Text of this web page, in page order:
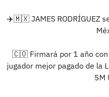
✈️🇲🇽 JAMES RODRÍGUEZ
🇨🇴 Firmará por 1 año con
jugador mejor pagado de la
5M